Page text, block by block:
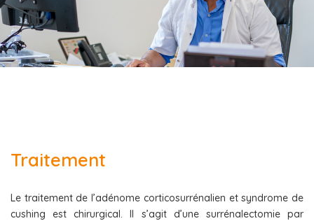
Traitement
Le traitement de l’adénome corticosurrénalien et syndrome de
cushing est chirurgical. Il s’agit d’une surrénalectomie par